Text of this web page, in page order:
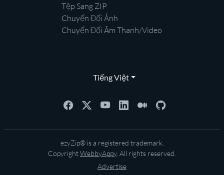
Tệp Sang ZIP
Chuyển Đổi Ảnh
Chuyển Đổi Âm Thanh/Video
Tiếng Việt
ezyZip® is a registered trademark.
CopyrightWebbyAppy. All rights reserved.
Advertise